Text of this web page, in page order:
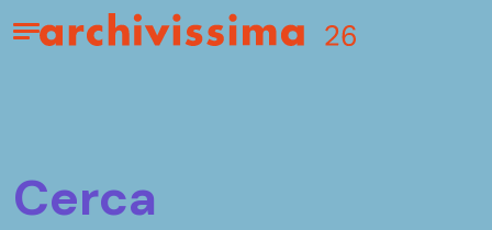
Home page
Apri il menu
Cerca